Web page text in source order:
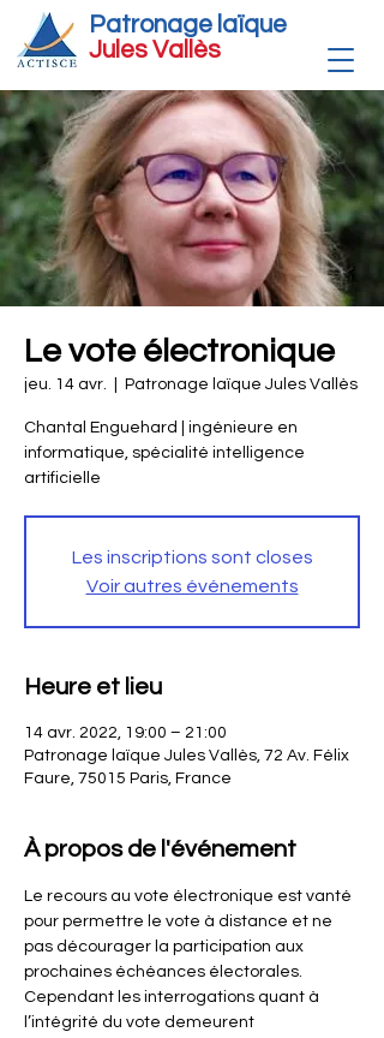
Patronage laïque
Jules Vallès
Le vote électronique
jeu. 14 avr. Patronage laïque Jules Vallès
Chantal Enguehard | ingénieure en
informatique, spécialité intelligence
artificielle
Les inscriptions sont closes
Voir autres événements
Heure et lieu
14 avr. 2022, 19:00 – 21:00
Patronage laïque Jules Vallès, 72 Av. Félix
Faure, 75015 Paris, France
À propos de l'événement
Le recours au vote électronique est vanté
pour permettre le vote à distance et ne
pas décourager la participation aux
prochaines échéances électorales.
Cependant les interrogations quant à
l’intégrité du vote demeurent